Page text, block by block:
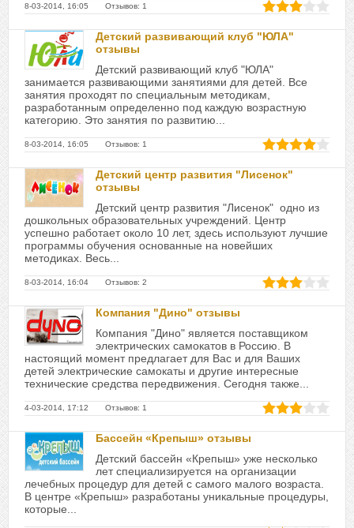
8-03-2014, 16:05 Отзывов: 1
Детский развивающий клуб "ЮЛА"
отзывы
Детский развивающий клуб "ЮЛА"
занимается развивающими занятиями для детей. Все
занятия проходят по специальным методикам,
разработанным определенно под каждую возрастную
категорию. Это занятия по развитию...
8-03-2014, 16:05 Отзывов: 1
Детский центр развития "Лисенок"
отзывы
Детский центр развития "Лисенок" одно из
дошкольных образовательных учреждений. Центр
успешно работает около 10 лет, здесь используют лучшие
программы обучения основанные на новейших
методиках. Весь...
8-03-2014, 16:04 Отзывов: 2
Компания "Дино" отзывы
Компания "Дино" является поставщиком
электрических самокатов в Россию. В
настоящий момент предлагает для Вас и для Ваших
детей электрические самокаты и другие интересные
технические средства передвижения. Сегодня также...
4-03-2014, 17:12 Отзывов: 1
Бассейн «Крепыш» отзывы
Детский бассейн «Крепыш» уже несколько
лет специализируется на организации
лечебных процедур для детей с самого малого возраста.
В центре «Крепыш» разработаны уникальные процедуры,
которые...